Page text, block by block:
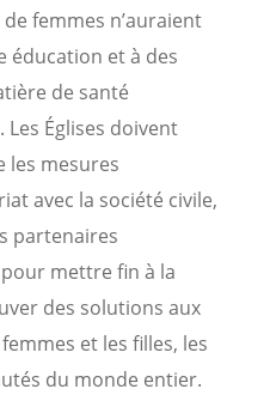
femmes n’auraient
éducation et à des
de santé
Églises doivent
les mesures
avec la société civile,
partenaires
mettre fin à la
des solutions aux
et les filles, les
du monde entier.